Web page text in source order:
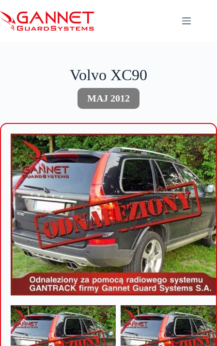
do
treści
Volvo XC90
MAJ 2012